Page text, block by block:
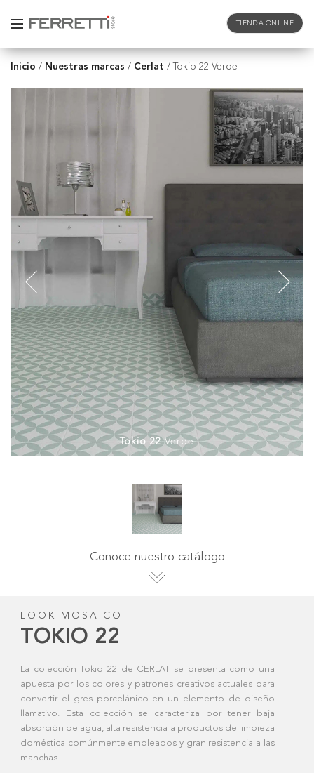
TIENDA ONLINE
Inicio / Nuestras marcas / Cerlat / Tokio 22 Verde
Tokio 22Verde
Conoce nuestro catálogo
LOOK MOSAICO
TOKIO 22
La colección Tokio 22 de CERLAT se presenta como una
apuesta por los colores y patrones creativos actuales para
convertir el gres porcelánico en un elemento de diseño
llamativo. Esta colección se caracteriza por tener baja
absorción de agua, alta resistencia a productos de limpieza
doméstica comúnmente empleados y gran resistencia a las
manchas.